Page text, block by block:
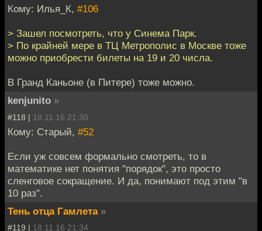
Кому: Илья_К, #106
> Зашел посмотреть, что у Синема Парк.
> По крайней мере в ТЦ Метрополис в Москве тоже
можно приобрести билеты на 19 и 20 числа.
В Гранд Каньоне (в Питере) тоже можно.
kenjunito »
#118 | 18.11.16 21:30
Кому: Старый, #52
Если уж совсем формально смотреть, то в
математике нет понятия "порядок", это просто
сленговое сокращение. И да, понимают под этим "в
10 раз".
Тень отца Гамлета »
#119 | 18.11.16 21:34